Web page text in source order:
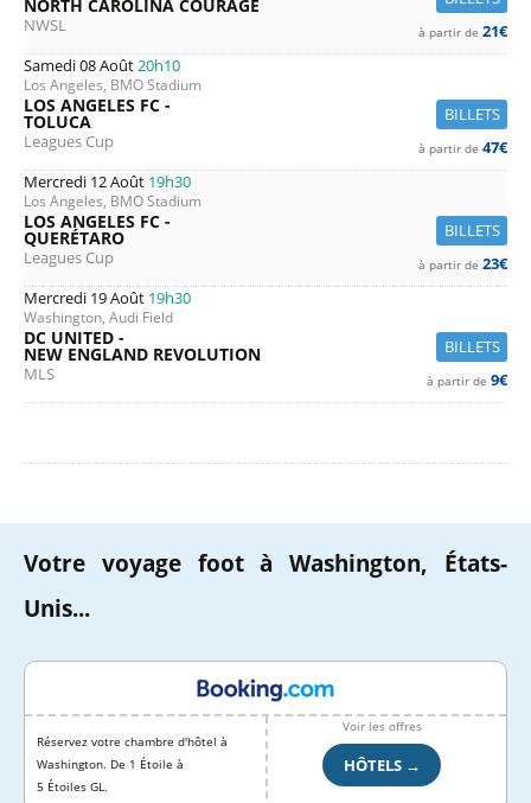
NORTH CAROLINA COURAGE
NWSL à partir de 21€
Samedi 08 Août20h10
Los Angeles, BMO Stadium
BILLETS
LOS ANGELES FC -
TOLUCA
Leagues Cup à partir de 47€
Mercredi 12 Août 19h30
Los Angeles, BMO Stadium
BILLETS
LOS ANGELES FC -
QUERÉTARO
Leagues Cup à partir de 23€
Mercredi 19 Août 19h30
Washington, Audi Field
BILLETS
DC UNITED -
NEW ENGLAND REVOLUTION
MLS à partir de 9€
Votre voyage foot à Washington, États-
Unis...
Réservez votre chambre d'hôtel à
Washington. De 1 Étoile à
5 Étoiles GL.
Voir les offres
HÔTELS →